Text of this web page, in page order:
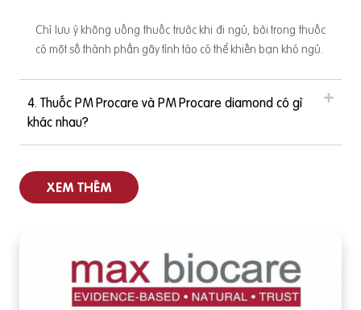
Chỉ lưu ý không uống thuốc trước khi đi ngủ, bởi trong thuốc
có một số thành phần gây tỉnh táo có thể khiến bạn khó ngủ.
4. Thuốc PM Procare và PM Procare diamond có gì
khác nhau?
XEM THÊM